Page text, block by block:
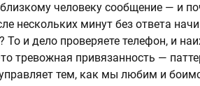
человеку сообщение — и
нескольких минут без ответа
То и дело проверяете телефон, и
тревожная привязанность —
тем, как мы любим и